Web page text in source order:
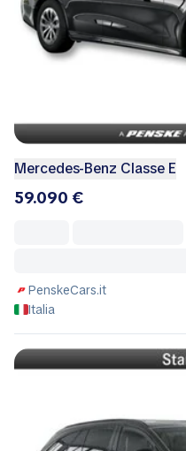
Mercedes-Benz Classe E
59.090 €
PenskeCars.it
Italia